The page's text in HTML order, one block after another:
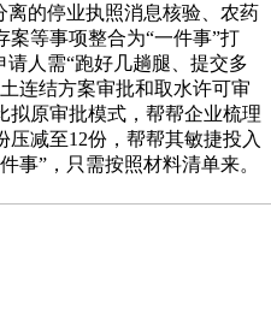
离的停业执照消息核验、农药
等事项整合为“一件事”打
请人需“跑好几趟腿、提交多
连结方案审批和取水许可审
拟原审批模式，帮帮企业梳理
减至12份，帮帮其敏捷投入
事”，只需按照材料清单来。